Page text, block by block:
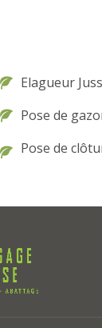
Elagueur
Pose de
Pose de